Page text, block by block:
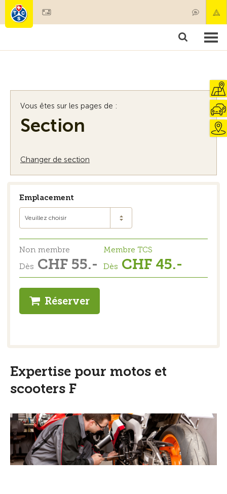
Membres & prestations
Vous êtes sur les pages de :
Section
Changer de section
Emplacement
Veuillez choisir
Non membre
Dès CHF 55.-
Membre TCS
Dès CHF 45.-
Réserver
Expertise pour motos et
scooters F